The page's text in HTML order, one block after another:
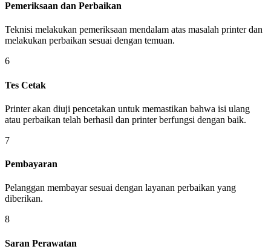
Pemeriksaan dan Perbaikan
Teknisi melakukan pemeriksaan mendalam atas masalah printer dan
melakukan perbaikan sesuai dengan temuan.
6
Tes Cetak
Printer akan diuji pencetakan untuk memastikan bahwa isi ulang
atau perbaikan telah berhasil dan printer berfungsi dengan baik.
7
Pembayaran
Pelanggan membayar sesuai dengan layanan perbaikan yang
diberikan.
8
Saran Perawatan